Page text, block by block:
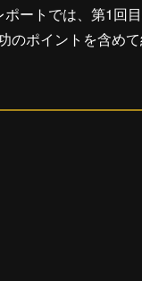
ートでは、第1回
ポイントを含めて